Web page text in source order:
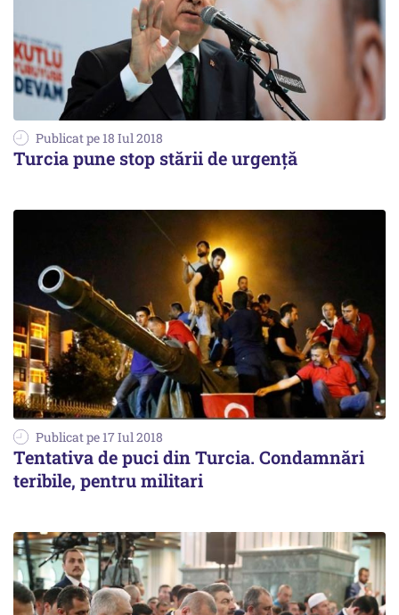
Publicat pe 18 Iul 2018
Turcia pune stop stării de urgenţă
Publicat pe 17 Iul 2018
Tentativa de puci din Turcia. Condamnări
teribile, pentru militari